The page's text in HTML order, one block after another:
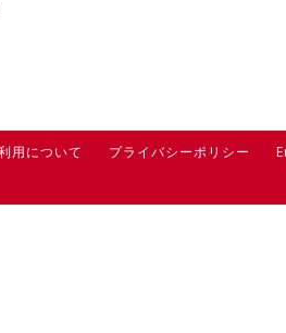
用について プライバシーポリシー